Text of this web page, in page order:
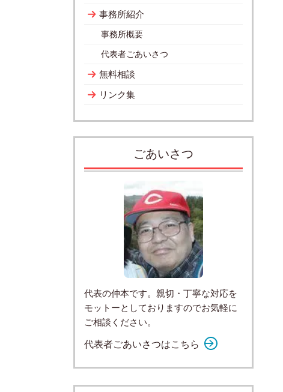
事務所紹介
事務所概要
代表者ごあいさつ
無料相談
リンク集
ごあいさつ
代表の仲本です。親切・丁寧な対応を
モットーとしておりますのでお気軽に
ご相談ください。
代表者ごあいさつはこちら